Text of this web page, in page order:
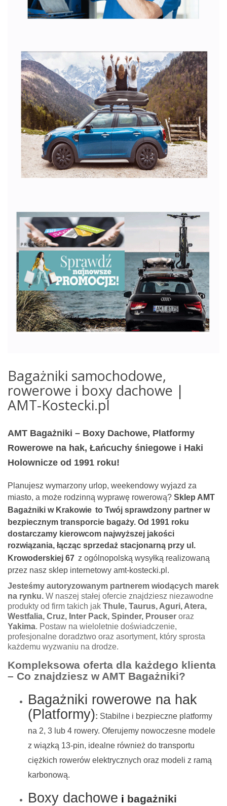
Bagażniki samochodowe,
rowerowe i boxy dachowe |
AMT-Kostecki.pl
AMT Bagażniki – Boxy Dachowe, Platformy
Rowerowe na hak, Łańcuchy śniegowe i Haki
Holownicze od 1991 roku!
Planujesz wymarzony urlop, weekendowy wyjazd za
miasto, a może rodzinną wyprawę rowerową? Sklep AMT
Bagażniki w Krakowie to Twój sprawdzony partner w
bezpiecznym transporcie bagaży. Od 1991 roku
dostarczamy kierowcom najwyższej jakości
rozwiązania, łącząc sprzedaż stacjonarną przy ul.
Krowoderskiej 67 z ogólnopolską wysyłką realizowaną
przez nasz sklep internetowy amt-kostecki.pl.
Jesteśmy autoryzowanym partnerem wiodących marek
na rynku. W naszej stałej ofercie znajdziesz niezawodne
produkty od firm takich jak Thule, Taurus, Aguri, Atera,
Westfalia, Cruz, Inter Pack, Spinder, Prouser oraz
Yakima. Postaw na wieloletnie doświadczenie,
profesjonalne doradztwo oraz asortyment, który sprosta
każdemu wyzwaniu na drodze.
Kompleksowa oferta dla każdego klienta
– Co znajdziesz w AMT Bagażniki?
Bagażniki rowerowe na hak
(Platformy): Stabilne i bezpieczne platformy
na 2, 3 lub 4 rowery. Oferujemy nowoczesne modele
z wiązką 13-pin, idealne również do transportu
ciężkich rowerów elektrycznych oraz modeli z ramą
karbonową.
Boxy dachowe i bagażniki